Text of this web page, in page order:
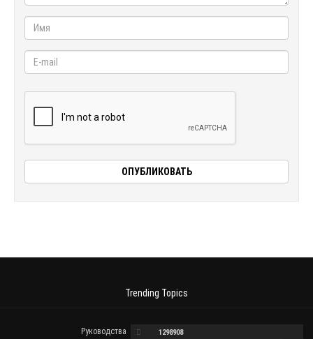
Trending Topics
Руководства 1298908